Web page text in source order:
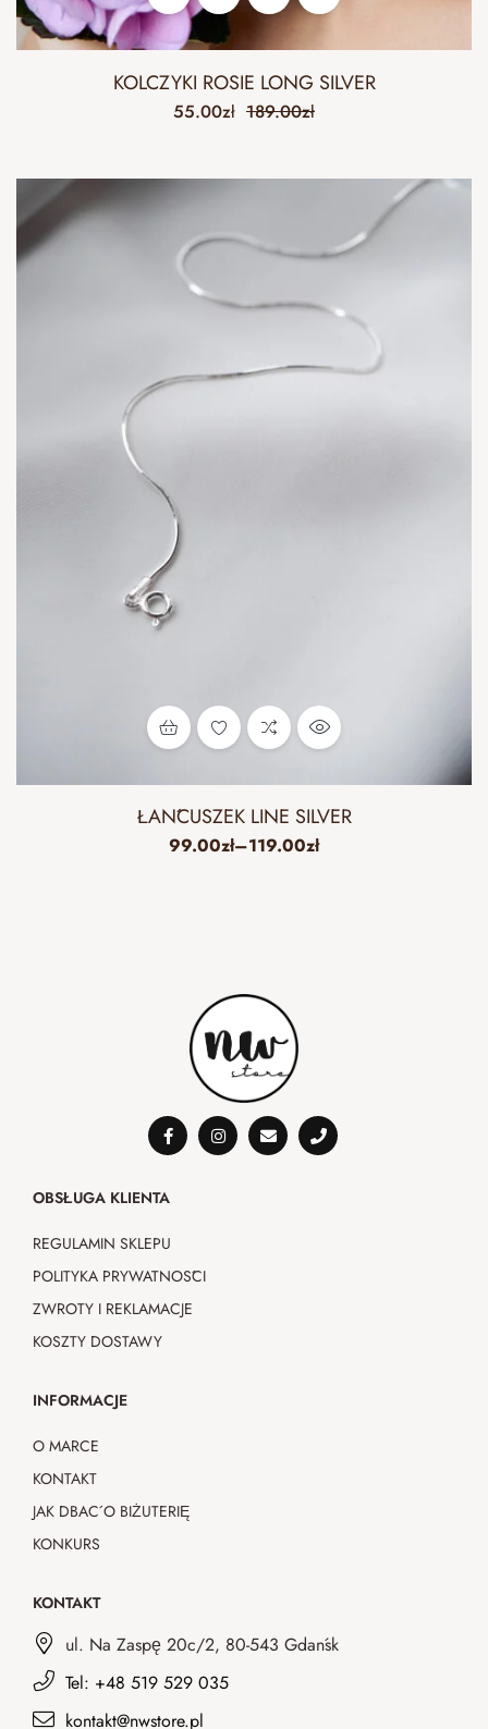
KOLCZYKI ROSIE LONG SILVER
189.00zł
55.00zł
ŁAŃCUSZEK LINE SILVER
99.00zł–119.00zł
OBSŁUGA KLIENTA
REGULAMIN SKLEPU
POLITYKA PRYWATNOŚCI
ZWROTY I REKLAMACJE
KOSZTY DOSTAWY
INFORMACJE
O MARCE
KONTAKT
JAK DBAĆ O BIŻUTERIĘ
KONKURS
KONTAKT
ul. Na Zaspę 20c/2, 80-543 Gdańsk
Tel: +48 519 529 035
kontakt@nwstore.pl